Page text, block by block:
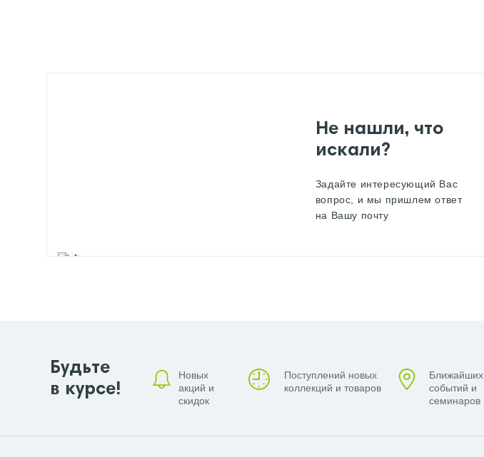
Не нашли, что
искали?
Задайте интересующий Вас
вопрос, и мы пришлем ответ
на Вашу почту
Будьте
в курсе!
Новых
акций и
скидок
Поступлений новых
коллекций и товаров
Ближайших
событий и
семинаров